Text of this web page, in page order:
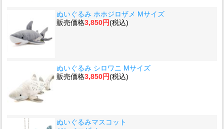
ぬいぐるみ ホホジロザメ Mサイズ
販売価格3,850円(税込)
ぬいぐるみ シロワニ Mサイズ
販売価格3,850円(税込)
ぬいぐるみマスコット